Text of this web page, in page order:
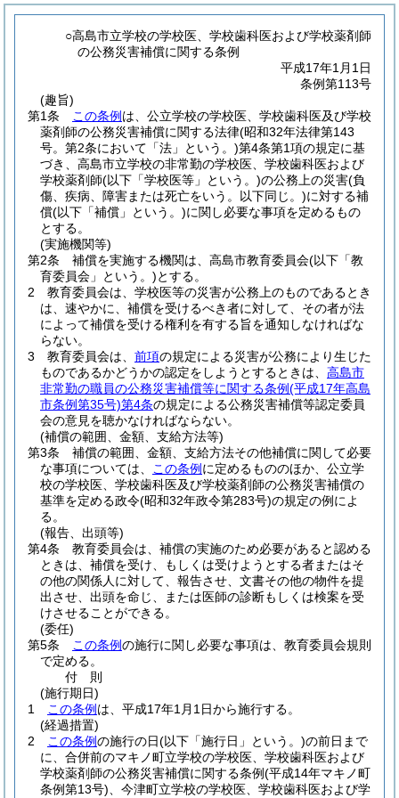
○高島市立学校の学校医、学校歯科医および学校薬剤師
の公務災害補償に関する条例
平成17年1月1日
条例第113号
(趣旨)
第1条
この条例 は、公立学校の学校医、学校歯科医及び学校
薬剤師の公務災害補償に関する法律(昭和32年法律第143
号。第2条において「法」という。)第4条第1項の規定に基
づき、高島市立学校の非常勤の学校医、学校歯科医および
学校薬剤師(以下「学校医等」という。)の公務上の災害(負
傷、疾病、障害または死亡をいう。以下同じ。)に対する補
償(以下「補償」という。)に関し必要な事項を定めるもの
とする。
(実施機関等)
第2条
補償を実施する機関は、高島市教育委員会(以下「教
育委員会」という。)とする。
2
教育委員会は、学校医等の災害が公務上のものであるとき
は、速やかに、補償を受けるべき者に対して、その者が法
によって補償を受ける権利を有する旨を通知しなければな
らない。
3
教育委員会は、 前項の規定による災害が公務により生じた
ものであるかどうかの認定をしようとするときは、 高島市
非常勤の職員の公務災害補償等に関する条例(平成17年高島
市条例第35号)第4条の規定による公務災害補償等認定委員
会の意見を聴かなければならない。
(補償の範囲、金額、支給方法等)
第3条
補償の範囲、金額、支給方法その他補償に関して必要
な事項については、
この条例 に定めるもののほか、公立学
校の学校医、学校歯科医及び学校薬剤師の公務災害補償の
基準を定める政令(昭和32年政令第283号)の規定の例によ
る。
(報告、出頭等)
第4条
教育委員会は、補償の実施のため必要があると認める
ときは、補償を受け、もしくは受けようとする者またはそ
の他の関係人に対して、報告させ、文書その他の物件を提
出させ、出頭を命じ、または医師の診断もしくは検案を受
けさせることができる。
(委任)
第5条
この条例の施行に関し必要な事項は、教育委員会規則
で定める。
付 則
(施行期日)
1
この条例 は、平成17年1月1日から施行する。
(経過措置)
2
この条例の施行の日(以下「施行日」という。)の前日まで
に、合併前のマキノ町立学校の学校医、学校歯科医および
学校薬剤師の公務災害補償に関する条例(平成14年マキノ町
条例第13号) 、今津町立学校の学校医、学校歯科医および学